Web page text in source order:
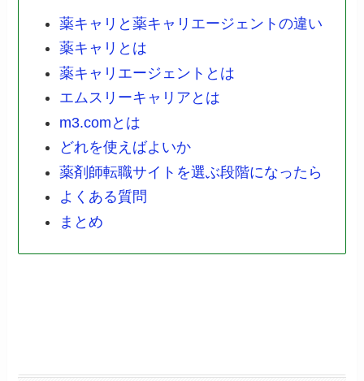
薬キャリと薬キャリエージェントの違い
薬キャリとは
薬キャリエージェントとは
エムスリーキャリアとは
m3.comとは
どれを使えばよいか
薬剤師転職サイトを選ぶ段階になったら
よくある質問
まとめ